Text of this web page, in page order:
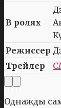
В ролях
Режиссер
Трейлер
Однажды